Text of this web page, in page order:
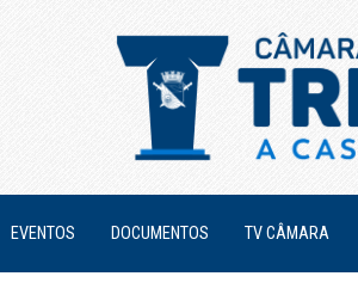
EVENTOS DOCUMENTOS TV CÂMARA